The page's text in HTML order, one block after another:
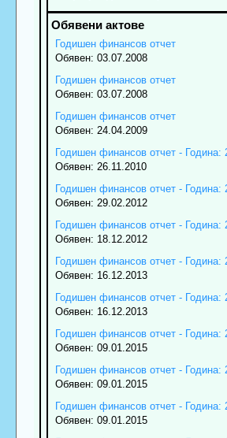
Годишен финансов отчет
Обявен: 03.07.2008
Годишен финансов отчет
Обявен: 03.07.2008
Годишен финансов отчет
Обявен: 24.04.2009
Годишен финансов отчет - Година:
Обявен: 26.11.2010
Годишен финансов отчет - Година:
Обявен: 29.02.2012
Годишен финансов отчет - Година:
Обявен: 18.12.2012
Годишен финансов отчет - Година:
Обявен: 16.12.2013
Годишен финансов отчет - Година:
Обявен: 16.12.2013
Годишен финансов отчет - Година:
Обявен: 09.01.2015
Годишен финансов отчет - Година:
Обявен: 09.01.2015
Годишен финансов отчет - Година:
Обявен: 09.01.2015